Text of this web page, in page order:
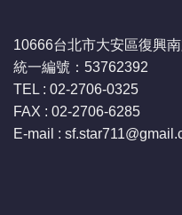
10666台北市大安區復興
統一編號：53762392
TEL : 02-2706-0325
FAX : 02-2706-6285
E-mail : sf.star711